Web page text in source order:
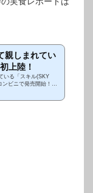
親しまれてい
上陸！
いる「スキル(SKY
ンビニで発売開始！以